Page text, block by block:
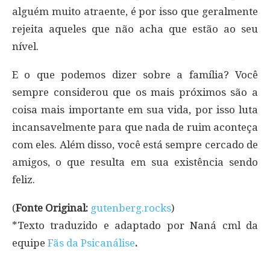
alguém muito atraente, é por isso que geralmente
rejeita aqueles que não acha que estão ao seu
nível.
E o que podemos dizer sobre a família? Você
sempre considerou que os mais próximos são a
coisa mais importante em sua vida, por isso luta
incansavelmente para que nada de ruim aconteça
com eles. Além disso, você está sempre cercado de
amigos, o que resulta em sua existência sendo
feliz.
(Fonte Original: gutenberg.rocks)
*Texto traduzido e adaptado por Naná cml da
equipe Fãs da Psicanálise.